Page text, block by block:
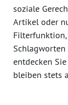
soziale
Artikel oder
Schlagworten
entdecken
bleiben stets